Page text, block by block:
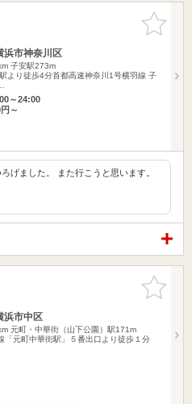
お気に入
りに追加
浜市神奈川区
子安駅273m
より徒歩4分首都高速神奈川1号横羽線 子
～24:00
～
げました。 また行こうと思います。
お気に入
りに追加
浜市中区
元町・中華街（山下公園）駅171m
「元町中華街駅」５番出口より徒歩１分